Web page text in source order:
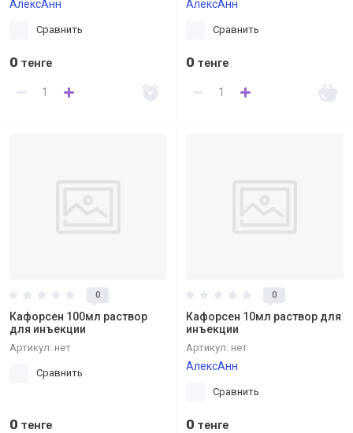
АлексАнн
Сравнить
0 тенге
АлексАнн
Сравнить
0 тенге
0
Кафорсен 100мл раствор
для инъекции
Артикул: нет
Сравнить
0 тенге
0
Кафорсен 10мл раствор для
инъекции
Артикул: нет
АлексАнн
Сравнить
0 тенге